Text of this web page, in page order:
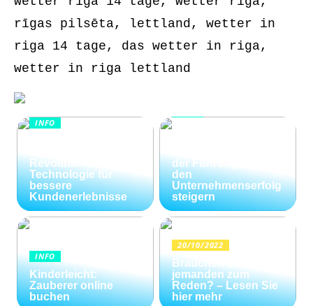
rīgas pilsēta, lettland, wetter in
riga 14 tage, das wetter in riga,
wetter in riga lettland
INFO
Revolutionäre
Technologie für
bessere
Kundenerlebnisse
der Führungskräfte
den
Unternehmenserfolg
steigern
INFO
Kinderleicht:
Zauberer online
buchen
20/10/2022
Brauchen Sie
jemanden zum
Reden? – Lesen Sie
hier mehr